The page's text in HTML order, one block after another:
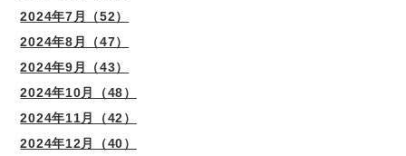
2024年7月（52）
2024年8月（47）
2024年9月（43）
2024年10月（48）
2024年11月（42）
2024年12月（40）